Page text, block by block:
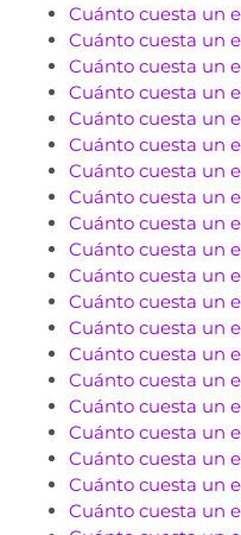
Cuánto cuesta un
Cuánto cuesta un
Cuánto cuesta un
Cuánto cuesta un
Cuánto cuesta un
Cuánto cuesta un
Cuánto cuesta un
Cuánto cuesta un
Cuánto cuesta un
Cuánto cuesta un
Cuánto cuesta un
Cuánto cuesta un
Cuánto cuesta un
Cuánto cuesta un
Cuánto cuesta un
Cuánto cuesta un
Cuánto cuesta un
Cuánto cuesta un
Cuánto cuesta un
Cuánto cuesta un